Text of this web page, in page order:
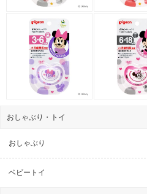
おしゃぶり・トイ
おしゃぶり
ベビートイ